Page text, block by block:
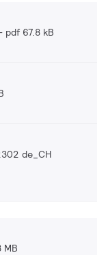
pdf 67.8 kB
de_CH
MB